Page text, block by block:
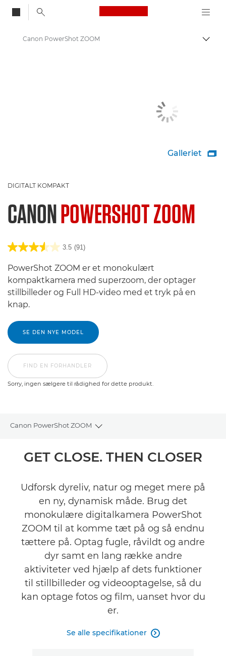
Canon Logo, back
Skift
Canon PowerShot ZOOM
Galleriet 
DIGITALT KOMPAKT
CANONPOWERSHOT ZOOM
3.5 (91)
PowerShot ZOOM er et monokulært
kompaktkamera med superzoom, der optager
stillbilleder og Full HD-video med et tryk på en
knap.
SE DEN NYE MODEL
FIND EN FORHANDLER
Sorry, ingen sælgere til rådighed for dette produkt.
Canon PowerShot ZOOM
Toggle breadcrumbs
Tilbehør
Anmeldelser
FIND EN FORHANDLER
Sorry, ingen sælgere til rådighed for dette produkt.
GET CLOSE. THEN CLOSER
Udforsk dyreliv, natur og meget mere på
en ny, dynamisk måde. Brug det
monokulære digitalkamera PowerShot
ZOOM til at komme tæt på og så endnu
tættere på. Optag fugle, råvildt og andre
dyr samt en lang række andre
aktiviteter ved hjælp af dets funktioner
til stillbilleder og videooptagelse, så du
kan optage fotos og film, uanset hvor du
er.
Se alle specifikationer 